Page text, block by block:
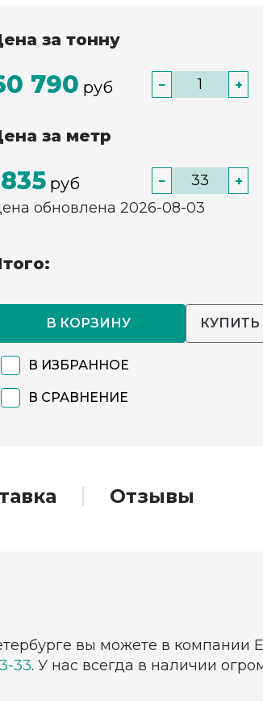
за тонну
790 руб − +
за метр
руб − +
обновлена 2026-08-03
В КОРЗИНУ
В ИЗБРАННОЕ
В СРАВНЕНИЕ
Отзывы
вы можете в компании
33. У нас всегда в наличии